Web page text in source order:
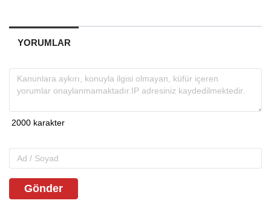
YORUMLAR
Gönder